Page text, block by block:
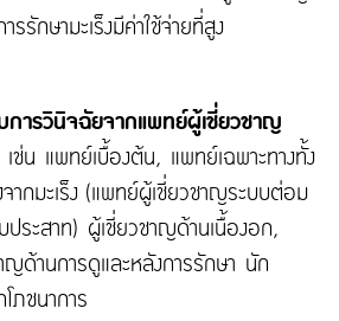
รักษามะเร็งมีค่าใช้จ่ายที่สูง
การวินิจฉัยจากแพทย์ผู้เชี่ยวชาญ
เช่น แพทย์เบื้องต้น, แพทย์เฉพาะทางทั้ง
จากมะเร็ง (แพทย์ผู้เชี่ยวชาญระบบต่อม
ระสาท) ผู้เชี่ยวชาญด้านเนื้องอก,
ด้านการดูและหลังการรักษา นัก
ภชนาการ